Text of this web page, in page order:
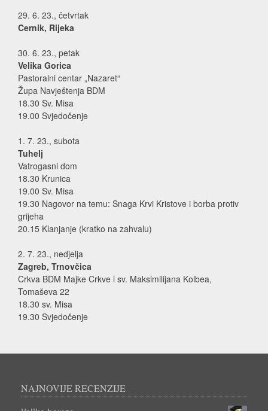
29. 6. 23., četvrtak
Cernik, Rijeka
30. 6. 23., petak
Velika Gorica
Pastoralni centar „Nazaret“
Župa Navještenja BDM
18.30 Sv. Misa
19.00 Svjedočenje
1. 7. 23., subota
Tuhelj
Vatrogasni dom
18.30 Krunica
19.00 Sv. Misa
19.30 Nagovor na temu: Snaga Krvi Kristove i borba protiv
grijeha
20.15 Klanjanje (kratko na zahvalu)
2. 7. 23., nedjelja
Zagreb, Trnovčica
Crkva BDM Majke Crkve i sv. Maksimilijana Kolbea,
Tomaševa 22
18.30 sv. Misa
19.30 Svjedočenje
NAJNOVIJE RECENZIJE